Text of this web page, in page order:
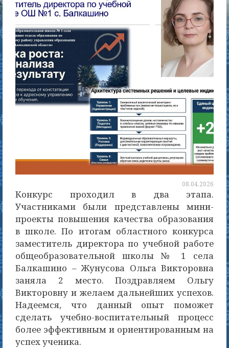
08.04.2026
Конкурс проходил в два этапа.
Участниками были представлены мини-
проекты повышения качества образования
в школе. По итогам областного конкурса
заместитель директора по учебной работе
общеобразовательной школы № 1 села
Балкашино – Жунусова Ольга Викторовна
заняла 2 место. Поздравляем Ольгу
Викторовну и желаем дальнейших успехов.
Надеемся, что данный опыт поможет
сделать учебно-воспитательный процесс
более эффективным и ориентированным на
успех ученика.